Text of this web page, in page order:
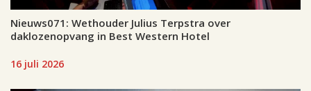
Nieuws071: Wethouder Julius Terpstra over
daklozenopvang in Best Western Hotel
16 juli 2026